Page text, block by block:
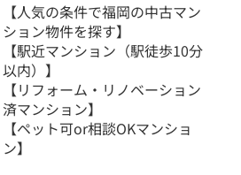
【人気の条件で福岡の中古マン
ション物件を探す】
【駅近マンション（駅徒歩10分
以内）】
【リフォーム・リノベーション
済マンション】
【ペット可or相談OKマンショ
ン】